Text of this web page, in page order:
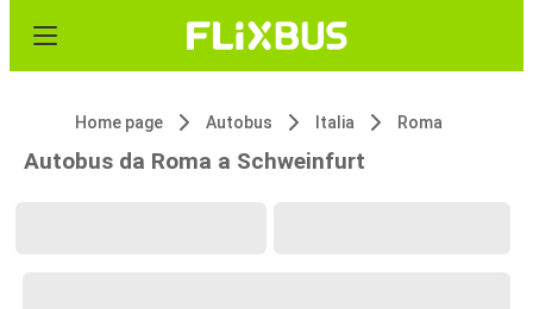
Home page Autobus Italia Roma
Autobus da Roma a Schweinfurt